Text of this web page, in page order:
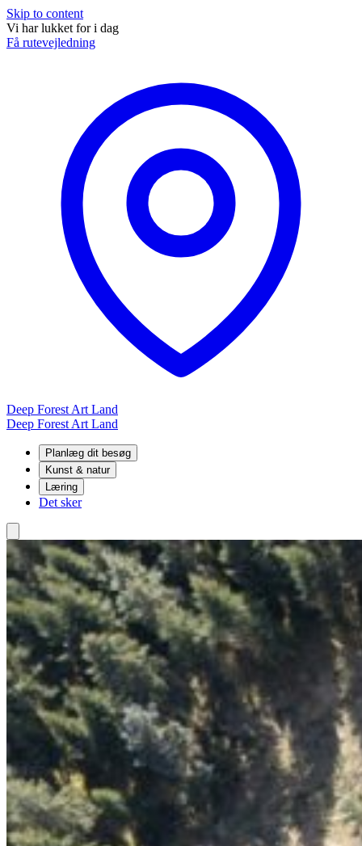
Skip to content
Vi har lukket for i dag
Få rutevejledning
Deep Forest Art Land
Deep Forest Art Land
Planlæg dit besøg
Kunst & natur
Læring
Det sker